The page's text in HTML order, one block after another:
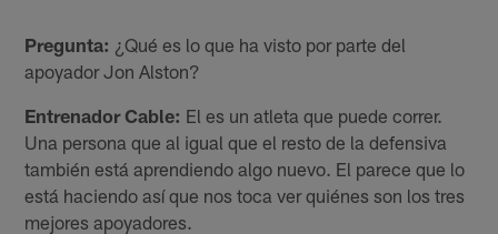
Pregunta: ¿Qué es lo que ha visto por parte del
apoyador Jon Alston?
Entrenador Cable: El es un atleta que puede correr.
Una persona que al igual que el resto de la defensiva
también está aprendiendo algo nuevo. El parece que lo
está haciendo así que nos toca ver quiénes son los tres
mejores apoyadores.